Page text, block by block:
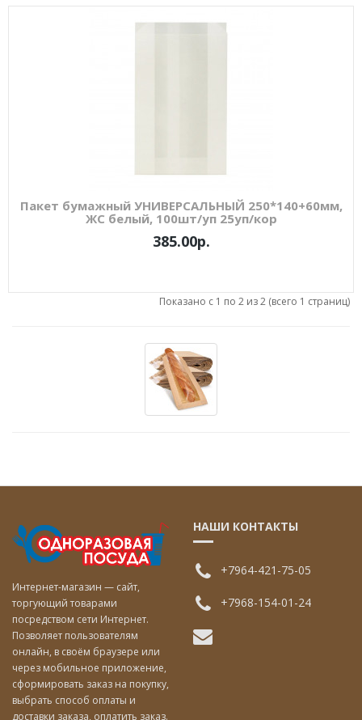
Пакет бумажный УНИВЕРСАЛЬНЫЙ 250*140+60мм,
ЖС белый, 100шт/уп 25уп/кор
385.00р.
Показано с 1 по 2 из 2 (всего 1 страниц)
Интернет-магазин — сайт,
торгующий товарами
посредством сети Интернет.
Позволяет пользователям
онлайн, в своём браузере или
через мобильное приложение,
сформировать заказ на покупку,
выбрать способ оплаты и
доставки заказа, оплатить заказ.
НАШИ КОНТАКТЫ
+7964-421-75-05
+7968-154-01-24